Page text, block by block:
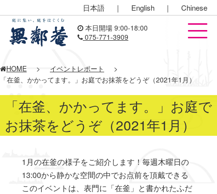
日本語 ｜ English ｜ Chinese
本日開場 9:00-18:00
075-771-3909
HOME > イベントレポート
>
「在釜、かかってます。」お庭でお抹茶をどうぞ（2021年1月）
「在釜、かかってます。」お庭で
お抹茶をどうぞ（2021年1月）
1月の在釜の様子をご紹介します！毎週木曜日の
13:00から静かな空間の中でお点前を頂戴できる
このイベントは、表門に「在釜」と書かれたふだ